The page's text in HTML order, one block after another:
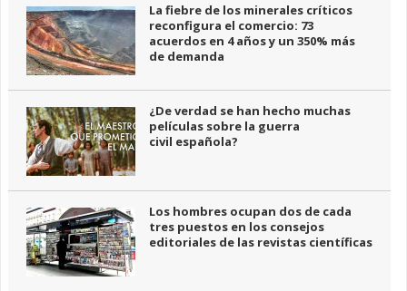
La fiebre de los minerales críticos
reconfigura el comercio: 73
acuerdos en 4 años y un 350% más
de demanda
¿De verdad se han hecho muchas
películas sobre la guerra
civil española?
Los hombres ocupan dos de cada
tres puestos en los consejos
editoriales de las revistas científicas